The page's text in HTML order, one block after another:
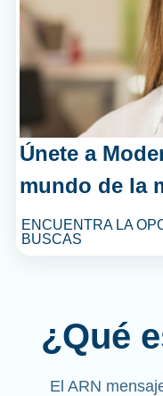
Únete a
mundo de la
ENCUENTRA LA
BUSCAS
¿Qué
El ARN